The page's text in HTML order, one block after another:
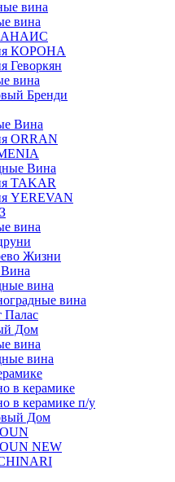
вина
вина
КОРОНА
Геворкян
вина
Бренди
Вина
ORRAN
Вина
TAKAR
YEREVAN
вина
Жизни
вина
вина
Палас
Дом
вина
вина
в керамике
в керамике п/у
Дом
NEW